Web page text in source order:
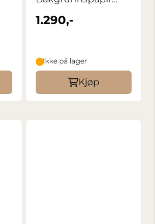
2,72m x 11m
Charcoal
1.290,-
Ikke på lager
Kjøp